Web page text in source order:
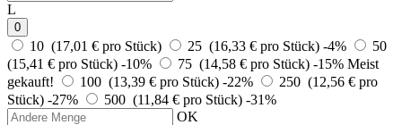
L
0
10 (17,01 € pro Stück) 25 (16,33 € pro Stück) -4%
50
(15,41 € pro Stück) -10% 75 (14,58 € pro Stück) -15% Meist
gekauft!
100 (13,39 € pro Stück) -22%
250 (12,56 € pro
Stück) -27% 500 (11,84 € pro Stück) -31%
OK